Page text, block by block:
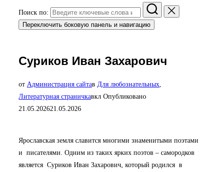
Поиск по:
Переключить боковую панель и навигацию
Суриков Иван Захарович
от Администрация сайтав Для любознательных,
Литературная страничкавкл Опубликовано
21.05.202621.05.2026
Ярославская земля славится многими знаменитыми поэтами
и писателями. Одним из таких ярких поэтов – самородков
является Суриков Иван Захарович, который родился в